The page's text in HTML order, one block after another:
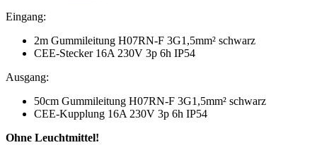
Eingang:
2m Gummileitung H07RN-F 3G1,5mm² schwarz
CEE-Stecker 16A 230V 3p 6h IP54
Ausgang:
50cm Gummileitung H07RN-F 3G1,5mm² schwarz
CEE-Kupplung 16A 230V 3p 6h IP54
Ohne Leuchtmittel!